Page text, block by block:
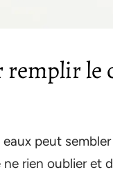
remplir le
peut
rien oublier et